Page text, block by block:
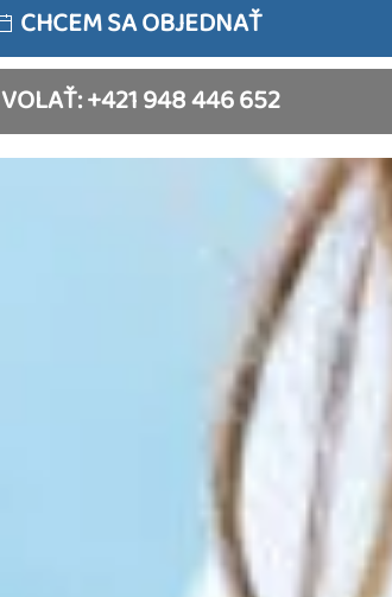
CHCEM SA OBJEDNAŤ
VOLAŤ: +421 948 446 652